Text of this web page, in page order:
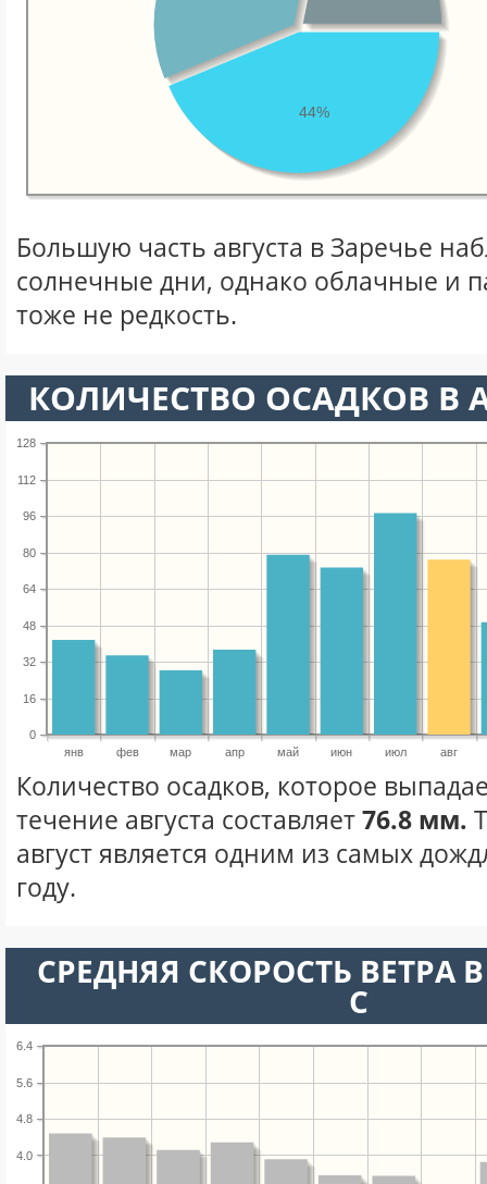
44%
Большую часть августа в Заречье
солнечные дни, однако облачные и
тоже не редкость.
КОЛИЧЕСТВО ОСАДКОВ В
янв фев мар апр май июн июл авг
0
16
32
48
64
80
96
112
128
Количество осадков, которое
течение августа составляет76.8 мм.
август является одним из самых
году.
СРЕДНЯЯ СКОРОСТЬ ВЕТРА
С
4.0
4.8
5.6
6.4